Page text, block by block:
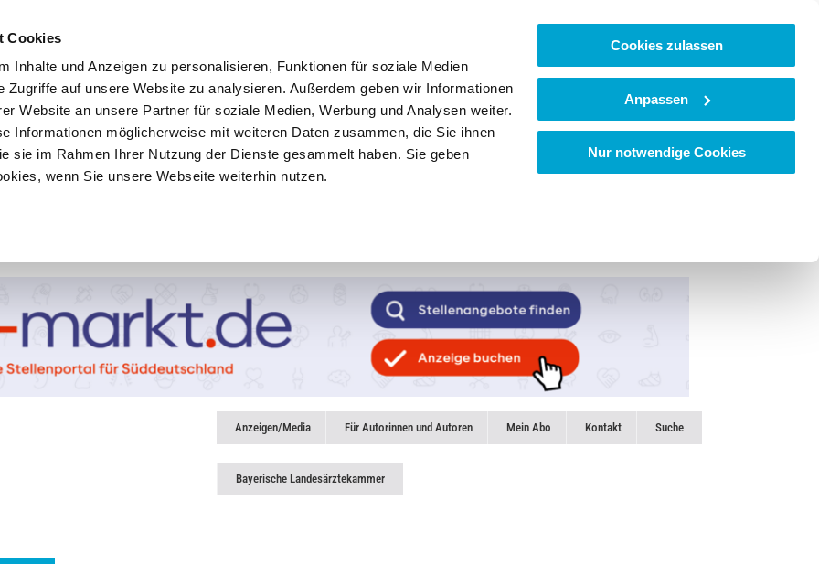
Cookies
Inhalte und Anzeigen zu personalisieren, Funktionen für soziale Medien
Zugriffe auf unsere Website zu analysieren. Außerdem geben wir Informationen
Website an unsere Partner für soziale Medien, Werbung und Analysen weiter.
Informationen möglicherweise mit weiteren Daten zusammen, die Sie ihnen
sie im Rahmen Ihrer Nutzung der Dienste gesammelt haben. Sie geben
wenn Sie unsere Webseite weiterhin nutzen.
Cookies zulassen
Anpassen
Nur notwendige Cookies
Anzeigen/Media Für Autorinnen und Autoren Mein Abo Kontakt Suche
Bayerische Landesärztekammer